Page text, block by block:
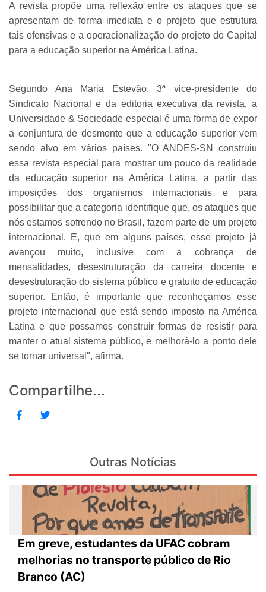
A revista propõe uma reflexão entre os ataques que se
apresentam de forma imediata e o projeto que estrutura
tais ofensivas e a operacionalização do projeto do Capital
para a educação superior na América Latina.
Segundo Ana Maria Estevão, 3ª vice-presidente do
Sindicato Nacional e da editoria executiva da revista, a
Universidade & Sociedade especial é uma forma de expor
a conjuntura de desmonte que a educação superior vem
sendo alvo em vários países. "O ANDES-SN construiu
essa revista especial para mostrar um pouco da realidade
da educação superior na América Latina, a partir das
imposições dos organismos internacionais e para
possibilitar que a categoria identifique que, os ataques que
nós estamos sofrendo no Brasil, fazem parte de um projeto
internacional. E, que em alguns países, esse projeto já
avançou muito, inclusive com a cobrança de
mensalidades, desestruturação da carreira docente e
desestruturação do sistema público e gratuito de educação
superior. Então, é importante que reconheçamos esse
projeto internacional que está sendo imposto na América
Latina e que possamos construir formas de resistir para
manter o atual sistema público, e melhorá-lo a ponto dele
se tornar universal", afirma.
Compartilhe...
Outras Notícias
Em greve, estudantes da UFAC cobram
melhorias no transporte público de Rio
Branco (AC)